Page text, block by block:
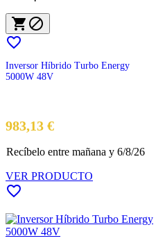
 

Inversor Híbrido Turbo Energy
5000W 48V
983,13 €Precio
Recíbelo entre mañana y 6/8/26
VER PRODUCTO
